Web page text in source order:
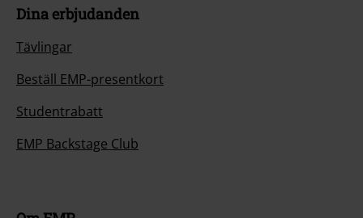
Dina erbjudanden
Tävlingar
Beställ EMP-presentkort
Studentrabatt
EMP Backstage Club